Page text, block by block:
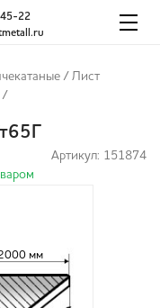
22
/ Лист
/
Артикул: 151874
мм